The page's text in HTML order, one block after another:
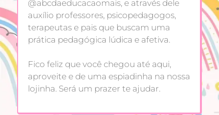
@abcdaeducacaomais, e através dele
auxílio professores, psicopedagogos,
terapeutas e pais que buscam uma
prática pedagógica lúdica e afetiva.
Fico feliz que você chegou até aqui,
aproveite e de uma espiadinha na nossa
lojinha. Será um prazer te ajudar.